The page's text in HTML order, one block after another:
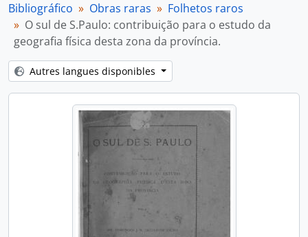
Bibliográfico Obras raras
Folhetos raros
O sul de S.Paulo: contribuição para o estudo da
geografia física desta zona da província.
Autres langues disponibles